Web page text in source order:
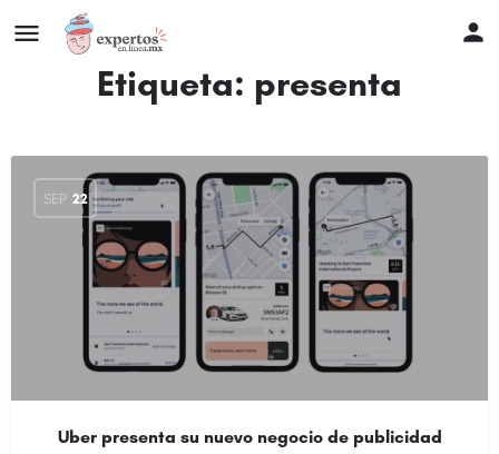
Etiqueta: presenta
SEP 22
Uber presenta su nuevo negocio de publicidad